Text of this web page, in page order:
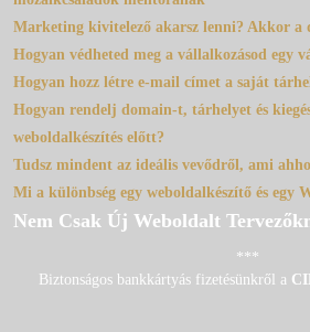
Marketing kivitelező akarsz lenni? Akkor a
Hogyan védheted meg a vállalkozásod egy
Hogyan hozz létre e-mail címet a saját
Hogyan rendelj domain-t, tárhelyet és
weboldalkészítés előtt?
Tudsz mindent az ideális vevődről, ami
Mi a különbség egy weboldalkészítő és egy
Nem Csak Új Weboldalt
***
Biztonságos bankkártyás fizetésünkről a